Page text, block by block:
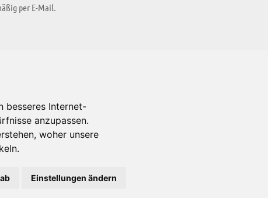
besseres Internet-
anzupassen.
woher unsere
Einstellungen ändern
per E-Mail.
Es gibt uns auch in